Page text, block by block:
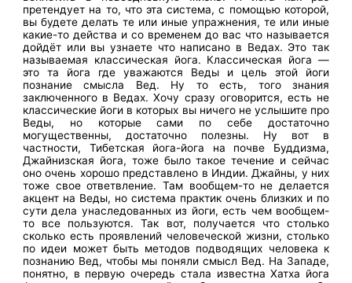
претендует на то, что эта система, с помощью которой,
вы будете делать те или иные упражнения, те или иные
какие-то действа и со временем до вас что называется
дойдёт или вы узнаете что написано в Ведах. Это так
называемая классическая йога. Классическая йога —
это та йога где уважаются Веды и цель этой йоги
познание смысла Вед. Ну то есть, того знания
заключенного в Ведах. Хочу сразу оговорится, есть не
классические йоги в которых вы ничего не услышите про
Веды, но которые сами по себе достаточно
могущественны, достаточно полезны. Ну вот в
частности, Тибетская йога-йога на почве Буддизма,
Джайнизская йога, тоже было такое течение и сейчас
оно очень хорошо представлено в Индии. Джайны, у них
тоже свое ответвление. Там вообщем-то не делается
акцент на Веды, но система практик очень близких и по
сути дела унаследованных из йоги, есть чем вообщем-
то все пользуются. Так вот, получается что столько
сколько есть проявлений человеческой жизни, столько
по идеи может быть методов подводящих человека к
познанию Вед, чтобы мы поняли смысл Вед. На Западе,
понятно, в первую очередь стала известна Хатха йога